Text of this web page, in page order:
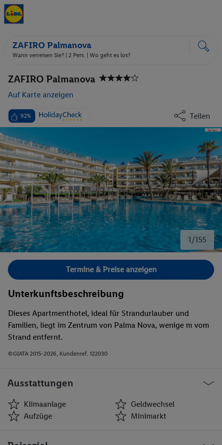
ZAFIRO Palmanova
Wann verreisen Sie? | 2 Pers. | Wo geht es los?
ZAFIRO Palmanova
Auf Karte anzeigen
92% Teilen
1/155
Bild 1 von 155.
Termine & Preise anzeigen
Unterkunftsbeschreibung
Dieses Apartmenthotel, ideal für Strandurlauber und
Familien, liegt im Zentrum von Palma Nova, wenige m vom
Strand entfernt.
©GIATA 2015-2026, Kundenref. 122030
Ausstattungen
Klimaanlage
Geldwechsel
Aufzüge
Minimarkt